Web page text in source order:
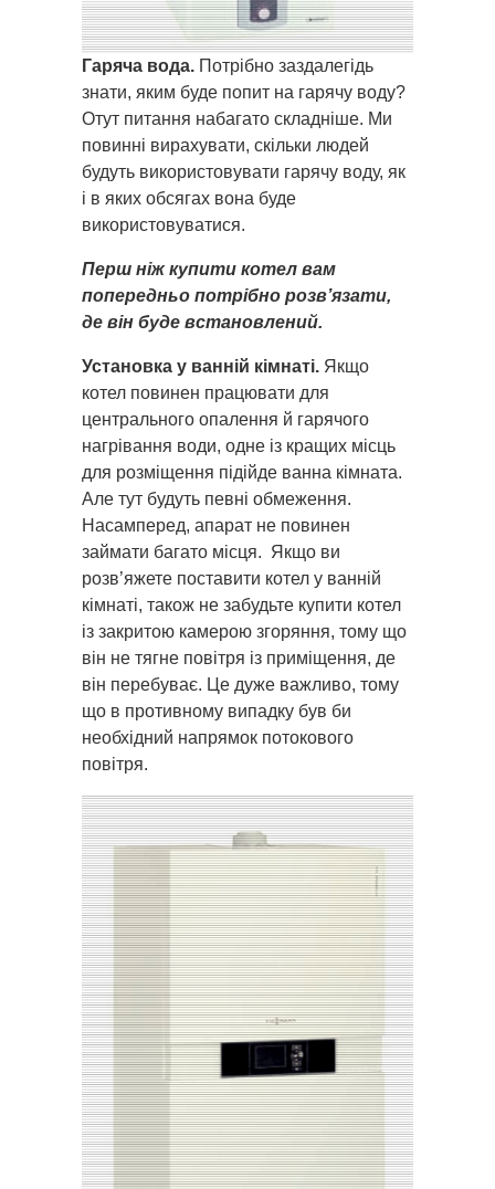
Гаряча вода. Потрібно заздалегідь
знати, яким буде попит на гарячу воду?
Отут питання набагато складніше. Ми
повинні вирахувати, скільки людей
будуть використовувати гарячу воду, як
і в яких обсягах вона буде
використовуватися.
Перш ніж купити котел вам
попередньо потрібно розв’язати,
де він буде встановлений.
Установка у ванній кімнаті. Якщо
котел повинен працювати для
центрального опалення й гарячого
нагрівання води, одне із кращих місць
для розміщення підійде ванна кімната.
Але тут будуть певні обмеження.
Насамперед, апарат не повинен
займати багато місця. Якщо ви
розв’яжете поставити котел у ванній
кімнаті, також не забудьте купити котел
із закритою камерою згоряння, тому що
він не тягне повітря із приміщення, де
він перебуває. Це дуже важливо, тому
що в противному випадку був би
необхідний напрямок потокового
повітря.